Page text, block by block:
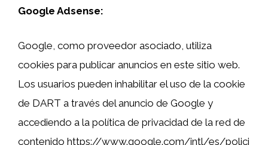
Google Adsense:
Google, como proveedor asociado, utiliza
cookies para publicar anuncios en este sitio web.
Los usuarios pueden inhabilitar el uso de la cookie
de DART a través del anuncio de Google y
accediendo a la política de privacidad de la red de
contenido https://www.google.com/intl/es/polici